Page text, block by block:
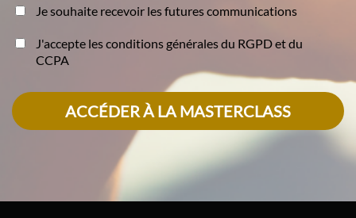
Je souhaite recevoir les futures communications
J'accepte les conditions générales du RGPD et du
CCPA
ACCÉDER À LA MASTERCLASS